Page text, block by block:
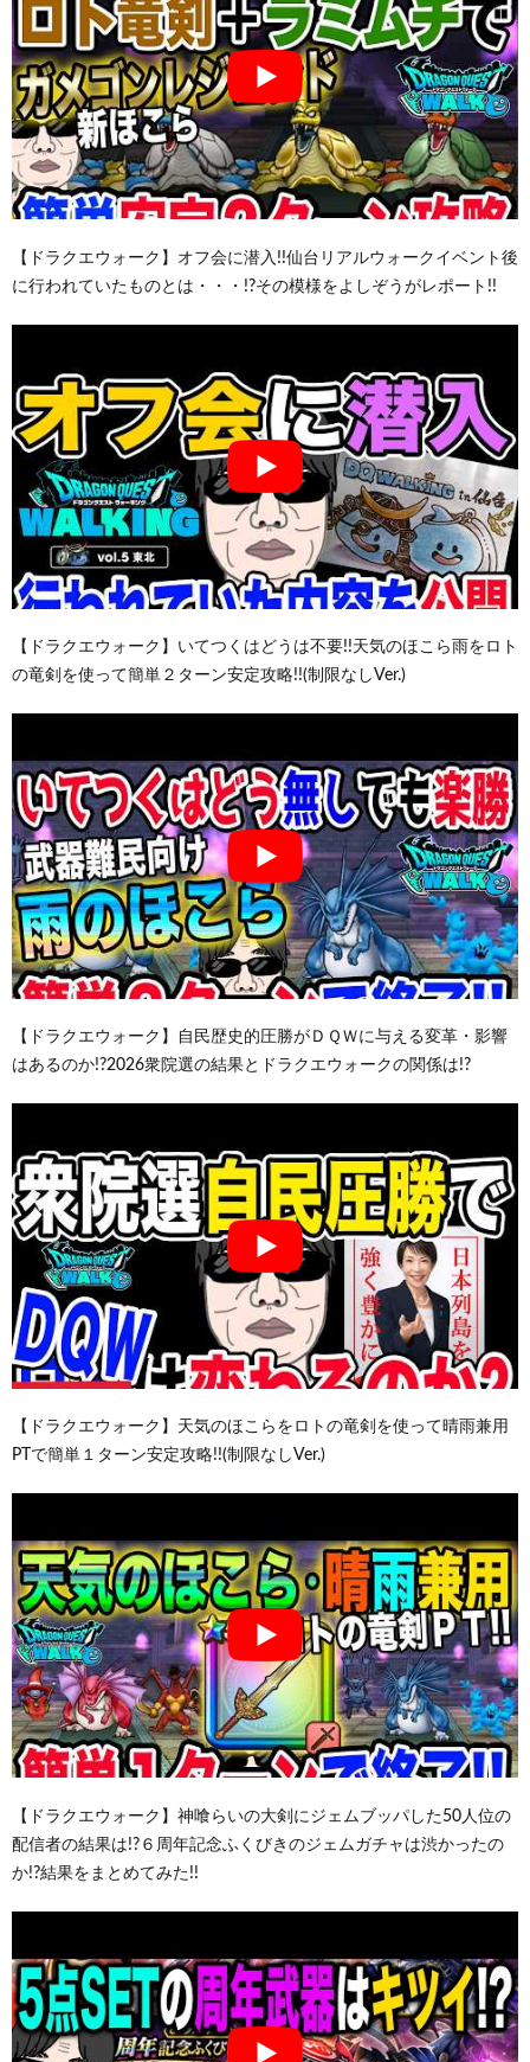
【ドラクエウォーク】オフ会に潜入!!仙台リアルウォークイベント後
に行われていたものとは・・・!?その模様をよしぞうがレポート!!
【ドラクエウォーク】いてつくはどうは不要!!天気のほこら雨をロト
の竜剣を使って簡単２ターン安定攻略!!(制限なしVer.)
【ドラクエウォーク】自民歴史的圧勝がＤＱＷに与える変革・影響
はあるのか!?2026衆院選の結果とドラクエウォークの関係は!?
【ドラクエウォーク】天気のほこらをロトの竜剣を使って晴雨兼用
PTで簡単１ターン安定攻略!!(制限なしVer.)
【ドラクエウォーク】神喰らいの大剣にジェムブッパした50人位の
配信者の結果は!?６周年記念ふくびきのジェムガチャは渋かったの
か!?結果をまとめてみた!!